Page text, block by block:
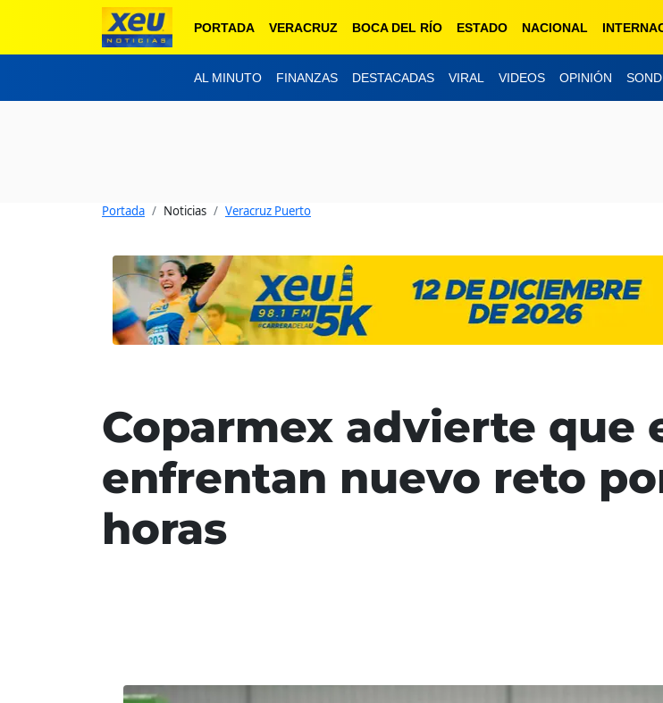
PORTADA VERACRUZ BOCA DEL RÍO ESTADO NACIONAL
AL MINUTO FINANZAS DESTACADAS VIRAL VIDEOS OPINIÓN
Portada Noticias Veracruz Puerto
Coparmex advierte que
enfrentan nuevo reto
horas